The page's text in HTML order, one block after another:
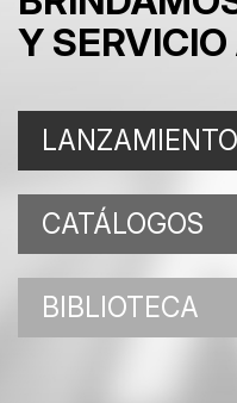
Y
CATÁLOGOS
BIBLIOTECA